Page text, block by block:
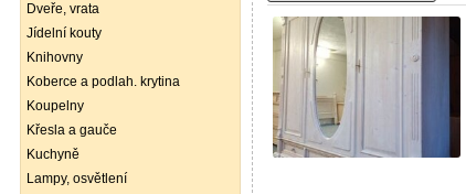
Dveře, vrata
Jídelní kouty
Knihovny
Koberce a podlah. krytina
Koupelny
Křesla a gauče
Kuchyně
Lampy, osvětlení